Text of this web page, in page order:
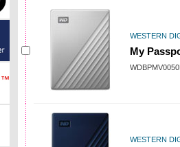
WESTERN
My
WESTERN